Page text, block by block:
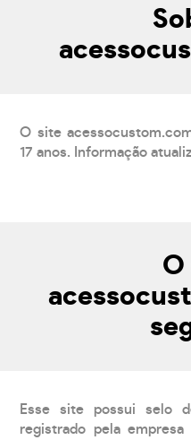
O site
17 anos. Informação
O
Esse site possui selo
registrado pela